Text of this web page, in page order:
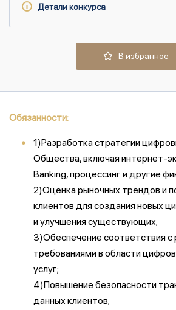
Детали конкурса
В избранное
Обязанности:
1)Разработка стратегии
Общества, включая интернет-
Banking, процессинг и другие
2)Оценка рыночных трендов и
клиентов для создания новых
и улучшения существующих;
3)Обеспечение соответствия с
требованиями в области
услуг;
4)Повышение безопасности
данных клиентов;